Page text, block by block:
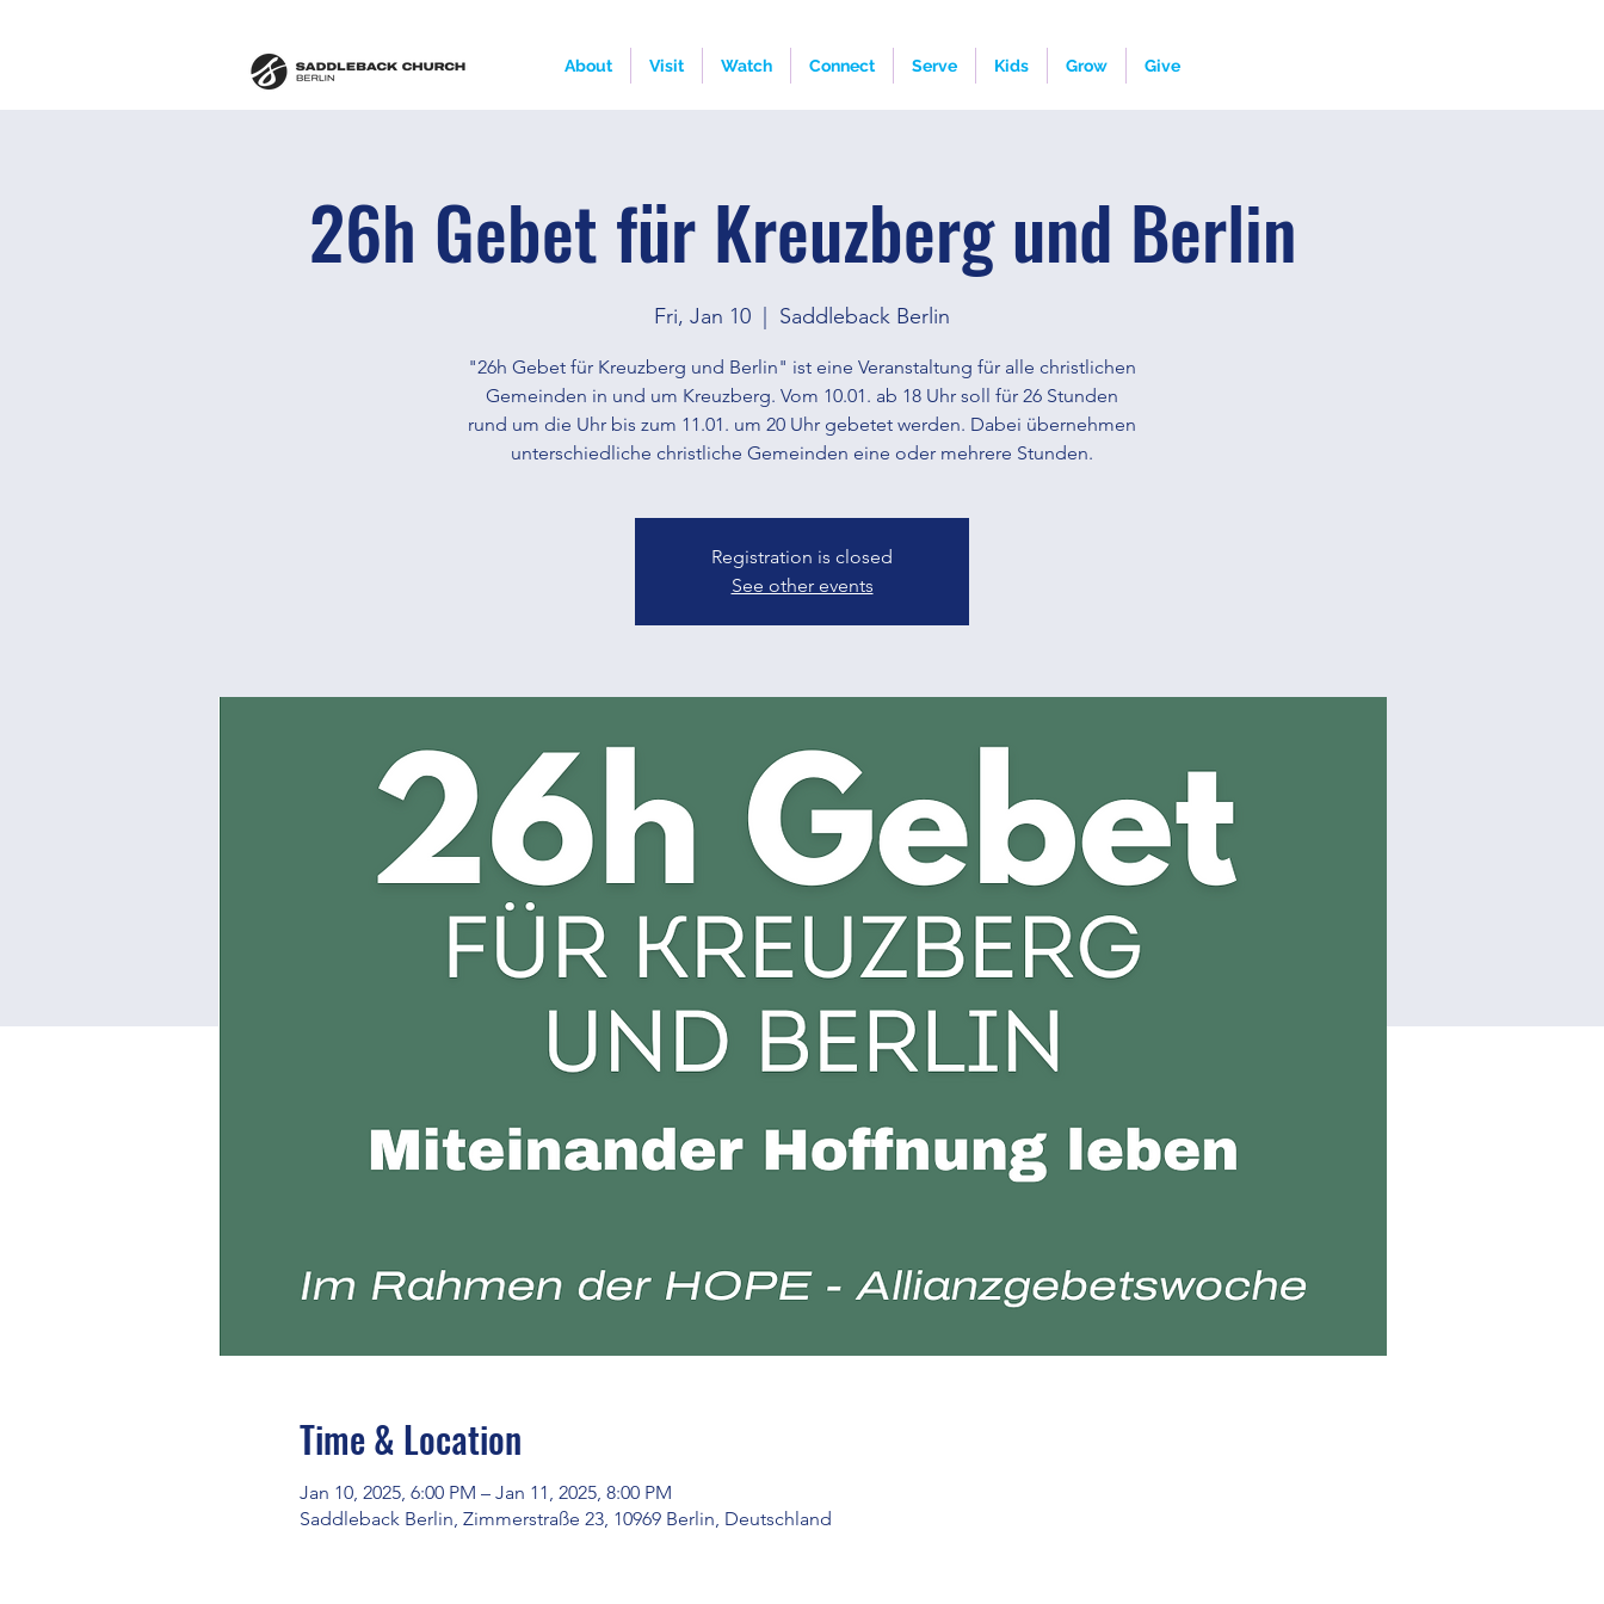
About Visit Watch Connect Serve Kids Grow Give
26h Gebet für Kreuzberg und Berlin
Fri, Jan 10 Saddleback Berlin
"26h Gebet für Kreuzberg und Berlin" ist eine Veranstaltung für alle christlichen
Gemeinden in und um Kreuzberg. Vom 10.01. ab 18 Uhr soll für 26 Stunden
rund um die Uhr bis zum 11.01. um 20 Uhr gebetet werden. Dabei übernehmen
unterschiedliche christliche Gemeinden eine oder mehrere Stunden.
Registration is closed
See other events
Time & Location
Jan 10, 2025, 6:00 PM – Jan 11, 2025, 8:00 PM
Saddleback Berlin, Zimmerstraße 23, 10969 Berlin, Deutschland